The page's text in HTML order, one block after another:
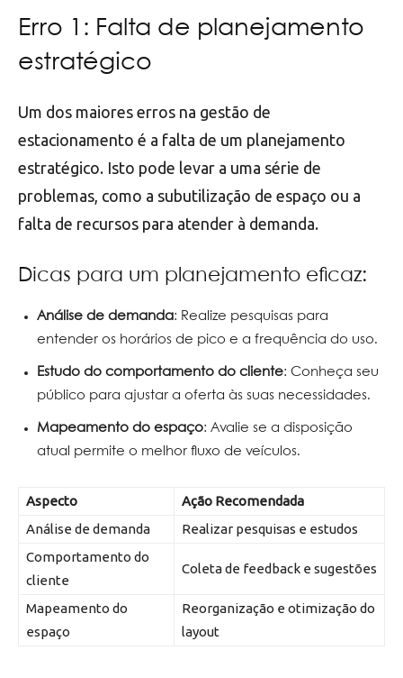
Erro 1: Falta de planejamento
estratégico
Um dos maiores erros na gestão de
estacionamento é a falta de um planejamento
estratégico. Isto pode levar a uma série de
problemas, como a subutilização de espaço ou a
falta de recursos para atender à demanda.
Dicas para um planejamento eficaz:
Análise de demanda: Realize pesquisas para
entender os horários de pico e a frequência do uso.
Estudo do comportamento do cliente: Conheça seu
público para ajustar a oferta às suas necessidades.
Mapeamento do espaço: Avalie se a disposição
atual permite o melhor fluxo de veículos.
Aspecto
Ação Recomendada
Análise de demanda
Realizar pesquisas e estudos
Comportamento do
cliente
Coleta de feedback e sugestões
Mapeamento do
espaço
Reorganização e otimização do
layout